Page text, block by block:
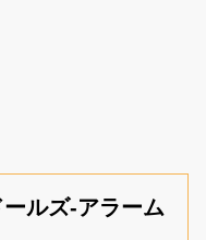
ルズ-アラーム